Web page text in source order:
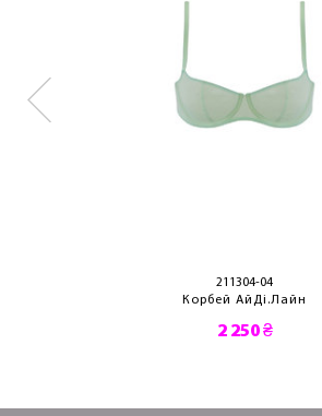
211304-04
Корбей АйДі.Лайн
2 250 ₴